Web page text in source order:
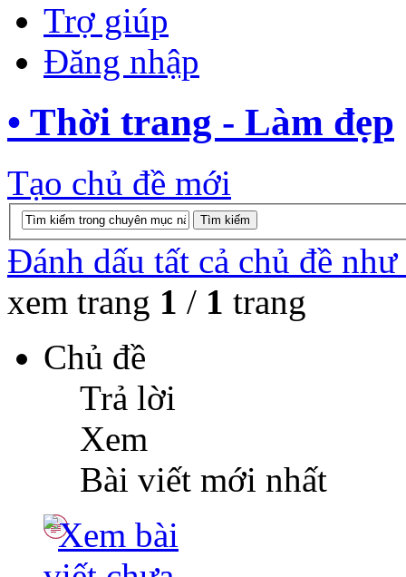
Trợ giúp
Đăng nhập
• Thời trang - Làm đẹp
Tạo chủ đề mới
Đánh dấu tất cả chủ đề
xem trang 1 / 1 trang
Chủ đề
Trả lời
Xem
Bài viết mới nhất